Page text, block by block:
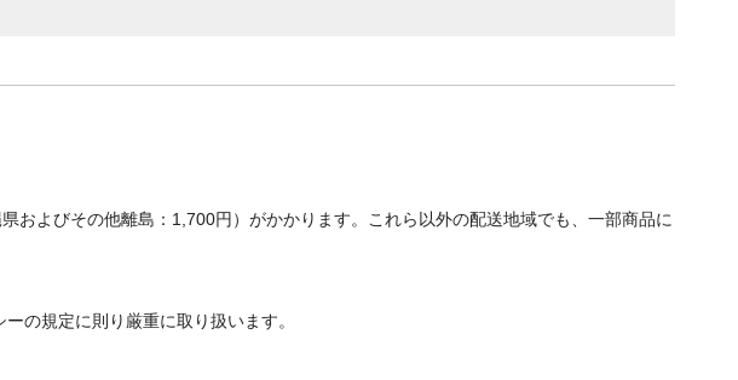
およびその他離島：1,700円）がかかります。これら以外の配送地域でも、一部商品に
の規定に則り厳重に取り扱います。